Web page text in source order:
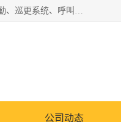
苏州迈凯隆系统集成科技有限公司电话: 联系人:马杰森 销售安装视频监控、报警系统、电话交换机、门禁考勤、巡更系统、呼叫对讲系统、停车场道闸、智能家居、广播系统、综合布线、办公设备、电子商务软件、网络工程、酒店门锁系列 系统集成、VOD视频点播、LED显示屏、节能产品、USP电源、收银机等弱电及智能化项目。
公司动态